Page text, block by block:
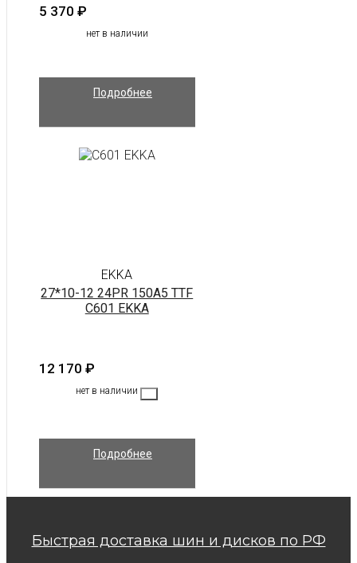
5 370 ₽
нет в наличии
Подробнее
EKKA
27*10-12 24PR 150A5 TTF
C601 EKKA
12 170 ₽
нет в наличии
Подробнее
Быстрая доставка шин и дисков по РФ